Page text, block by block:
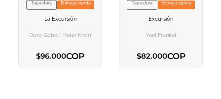
VER INFORMACION
Tapa dura Entrega rápida
La Excursión
Doro Gobel | Peter Knorr
$96.000COP
VER INFORMACION
Tapa dura Entrega rápida
Excursión
Yael Frankel
$82.000COP